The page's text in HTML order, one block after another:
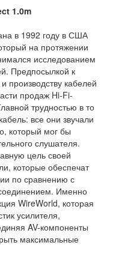
1.0m
в 1992 году в США
на протяжении
исследованием
Предпосылкой к
производству кабелей
продаж Hi-Fi-
трудностью в то
все они звучали
который мог бы
слушателя.
цель своей
которые обеспечат
по сравнению с
Именно
WireWorld, которая
усилителя,
AV-компоненты
максимальные